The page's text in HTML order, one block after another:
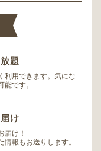
題
用できます。 気にな
です。
け
届け！
報もお送りします。